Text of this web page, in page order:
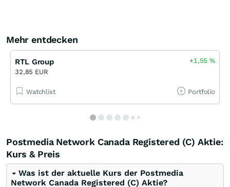
Mehr entdecken
RTL Group
32,85 EUR
+1,55%
Watchlist Portfolio
Postmedia Network Canada Registered (C) Aktie:
Kurs & Preis
Was ist der aktuelle Kurs der Postmedia
Network Canada Registered (C) Aktie?